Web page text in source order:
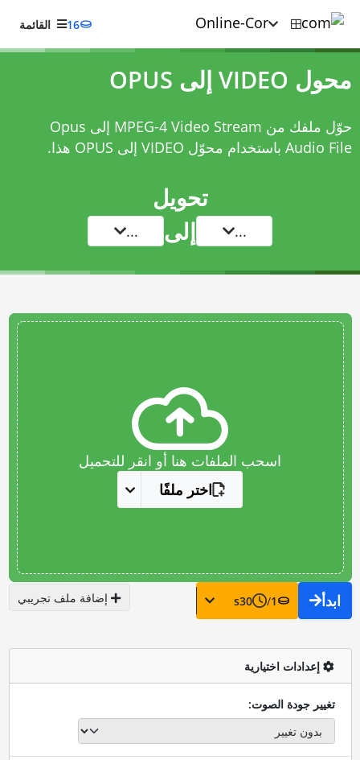
16 القائمة
محول VIDEO إلى OPUS
حوّل ملفك من MPEG-4 Video Stream إلى Opus
Audio File باستخدام
محوّل VIDEO إلى OPUS هذا.
تحويل
... إلى ...
اسحب الملفات هنا أو انقر للتحميل
اختر ملفًا
ابدأ 1
/
30
s إضافة ملف تجريبي
إعدادات اختيارية
تغيير جودة الصوت: